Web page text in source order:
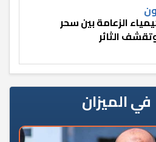
الزعامة بين سحر
الثائر
في الميزان